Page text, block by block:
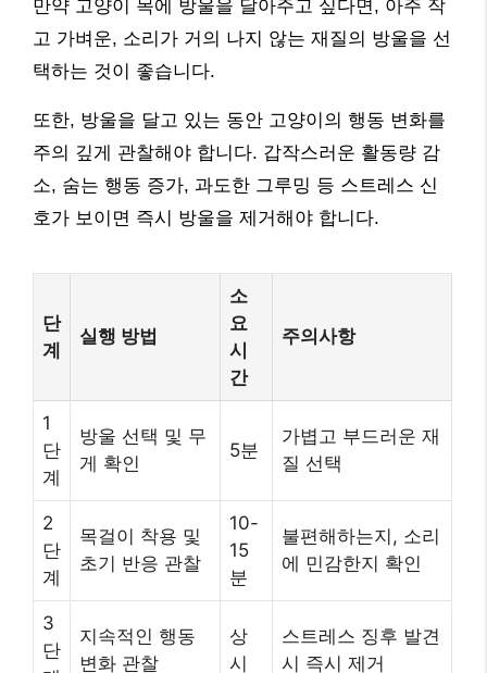
만약 고양이 목에 방울을 달아주고 싶다면, 아주 작
고 가벼운, 소리가 거의 나지 않는 재질의 방울을 선
택하는 것이 좋습니다.
또한, 방울을 달고 있는 동안 고양이의 행동 변화를
주의 깊게 관찰해야 합니다. 갑작스러운 활동량 감
소, 숨는 행동 증가, 과도한 그루밍 등 스트레스 신
호가 보이면 즉시 방울을 제거해야 합니다.
단
계
실행 방법
소
요
시
간
주의사항
1
단
계
방울 선택 및 무
게 확인
5분
가볍고 부드러운 재
질 선택
2
단
계
목걸이 착용 및
초기 반응 관찰
10-
15
분
불편해하는지, 소리
에 민감한지 확인
3
단
지속적인 행동
변화 관찰
상
시
스트레스 징후 발견
시 즉시 제거